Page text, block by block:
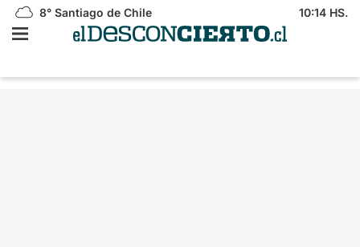
8° Santiago de Chile 10:14 HS.